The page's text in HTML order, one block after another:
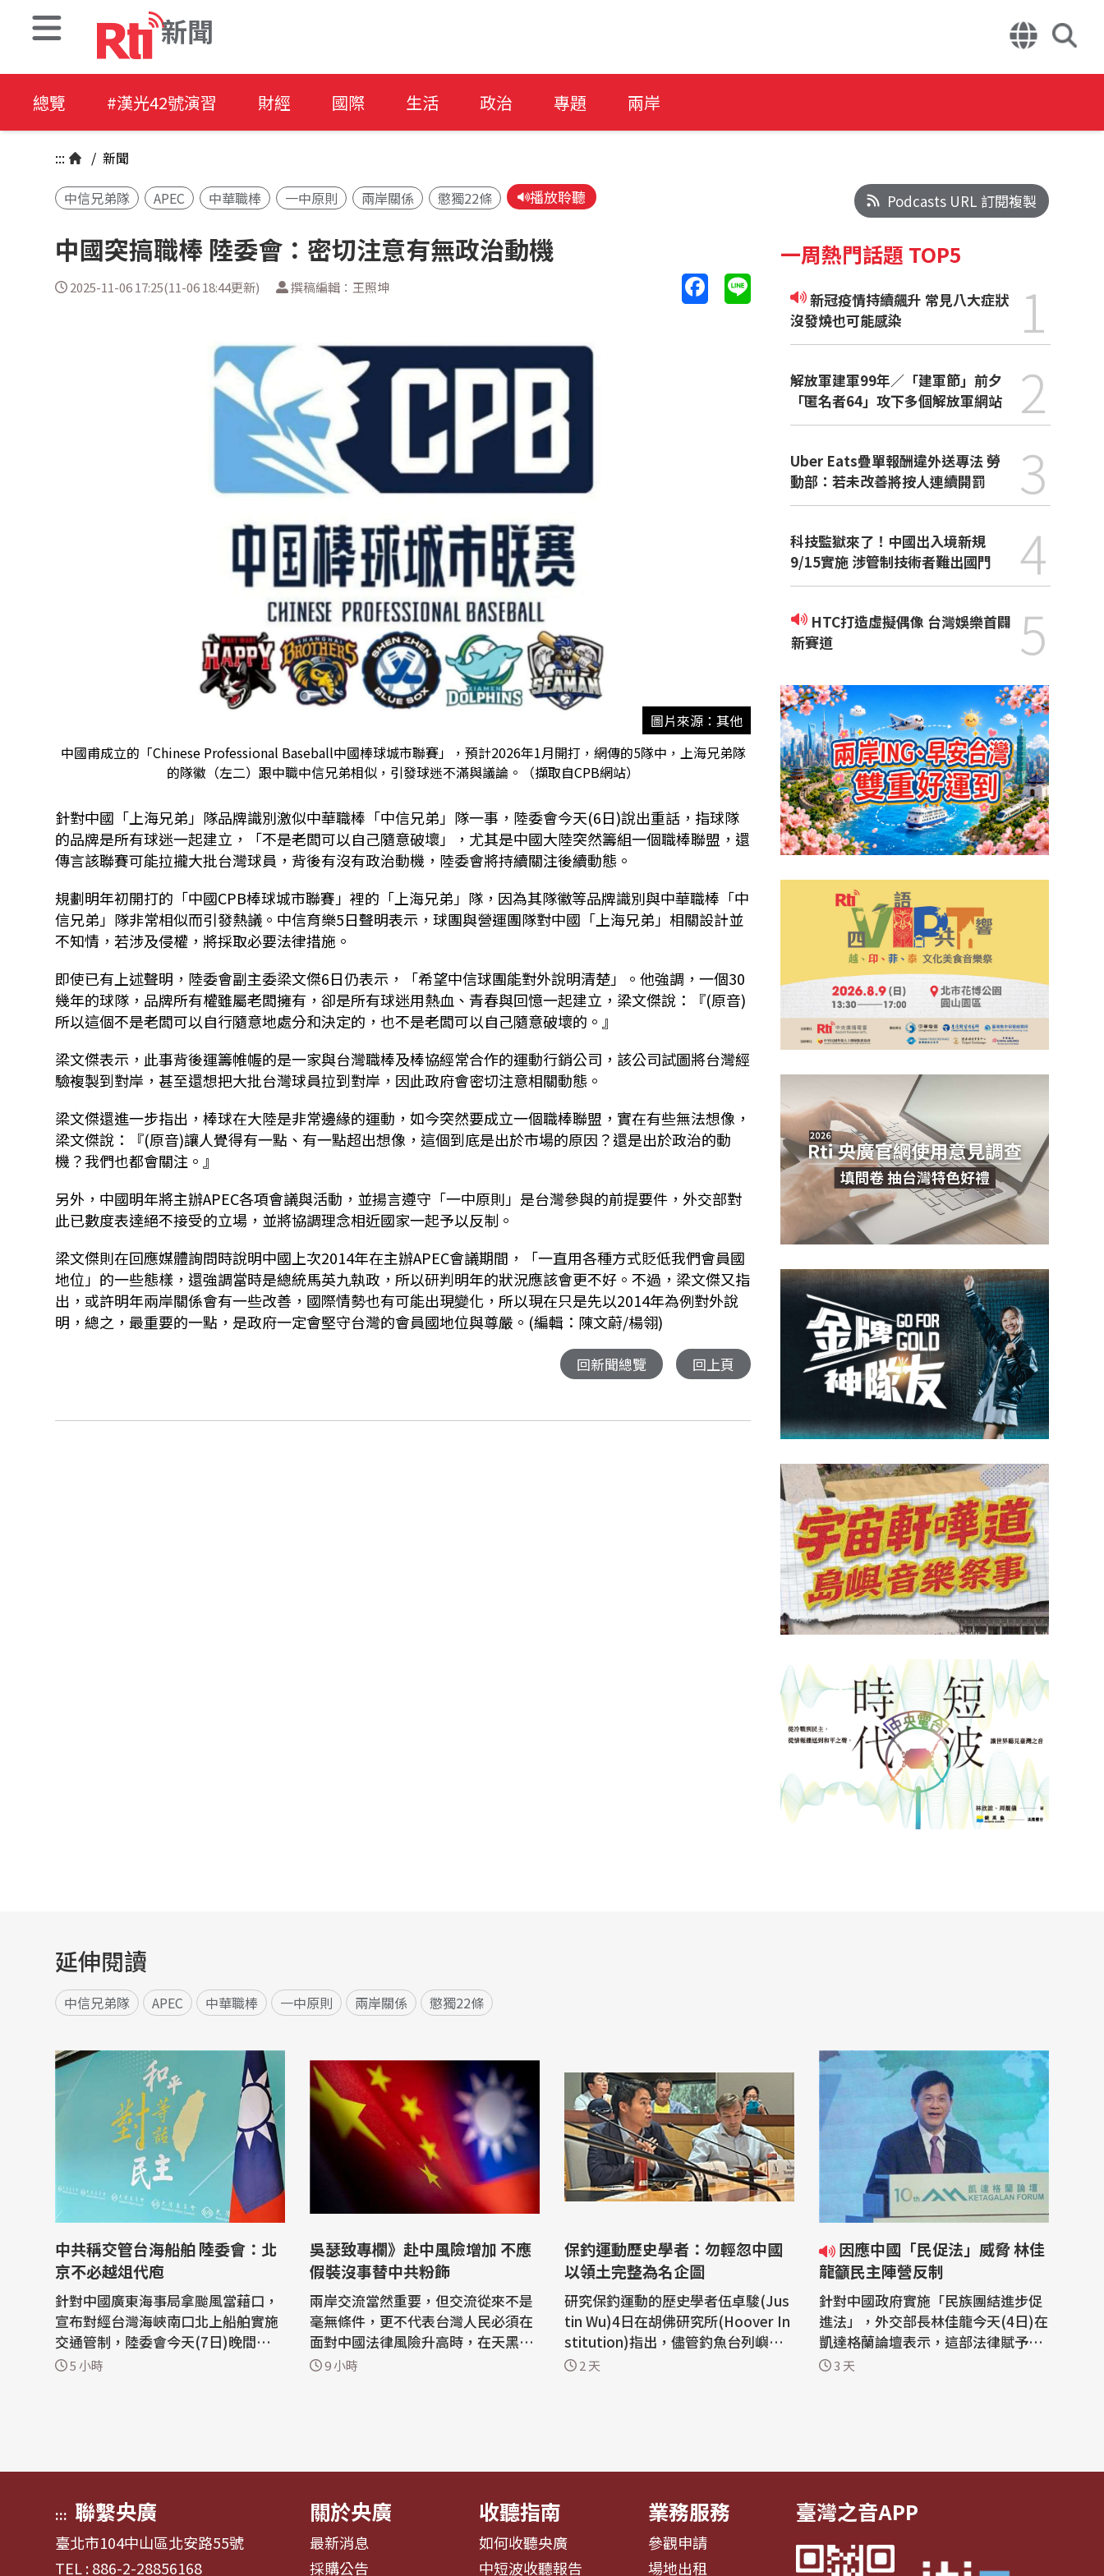
新聞
總覽 #漢光42號演習 財經 國際 生活 政治 專題 兩岸
::: / 新聞
中信兄弟隊 APEC 中華職棒 一中原則 兩岸關係 懲獨22條 播放聆聽
中國突搞職棒 陸委會：密切注意有無政治動機
2025-11-06 17:25(11-06 18:44更新) 撰稿編輯：王照坤
圖片來源：其他
中國甫成立的「Chinese Professional Baseball中國棒球城市聯賽」，預計2026年1月開打，網傳的5隊中，上海兄弟隊
的隊徽（左二）跟中職中信兄弟相似，引發球迷不滿與議論。（擷取自CPB網站）
針對中國「上海兄弟」隊品牌識別激似中華職棒「中信兄弟」隊一事，陸委會今天(6日)說出重話，指球隊
的品牌是所有球迷一起建立，「不是老闆可以自己隨意破壞」，尤其是中國大陸突然籌組一個職棒聯盟，還
傳言該聯賽可能拉攏大批台灣球員，背後有沒有政治動機，陸委會將持續關注後續動態。
規劃明年初開打的「中國CPB棒球城市聯賽」裡的「上海兄弟」隊，因為其隊徽等品牌識別與中華職棒「中
信兄弟」隊非常相似而引發熱議。中信育樂5日聲明表示，球團與營運團隊對中國「上海兄弟」相關設計並
不知情，若涉及侵權，將採取必要法律措施。
即使已有上述聲明，陸委會副主委梁文傑6日仍表示，「希望中信球團能對外說明清楚」。他強調，一個30
幾年的球隊，品牌所有權雖屬老闆擁有，卻是所有球迷用熱血、青春與回憶一起建立，梁文傑說：『(原音)
所以這個不是老闆可以自行隨意地處分和決定的，也不是老闆可以自己隨意破壞的。』
梁文傑表示，此事背後運籌帷幄的是一家與台灣職棒及棒協經常合作的運動行銷公司，該公司試圖將台灣經
驗複製到對岸，甚至還想把大批台灣球員拉到對岸，因此政府會密切注意相關動態。
梁文傑還進一步指出，棒球在大陸是非常邊緣的運動，如今突然要成立一個職棒聯盟，實在有些無法想像，
梁文傑說：『(原音)讓人覺得有一點、有一點超出想像，這個到底是出於市場的原因？還是出於政治的動
機？我們也都會關注。』
另外，中國明年將主辦APEC各項會議與活動，並揚言遵守「一中原則」是台灣參與的前提要件，外交部對
此已數度表達絕不接受的立場，並將協調理念相近國家一起予以反制。
梁文傑則在回應媒體詢問時說明中國上次2014年在主辦APEC會議期間，「一直用各種方式貶低我們會員國
地位」的一些態樣，還強調當時是總統馬英九執政，所以研判明年的狀況應該會更不好。不過，梁文傑又指
出，或許明年兩岸關係會有一些改善，國際情勢也有可能出現變化，所以現在只是先以2014年為例對外說
明，總之，最重要的一點，是政府一定會堅守台灣的會員國地位與尊嚴。(編輯：陳文蔚/楊翎)
回新聞總覽 回上頁
Podcasts URL 訂閱複製
一周熱門話題 TOP5
新冠疫情持續飆升 常見八大症狀
沒發燒也可能感染
1
解放軍建軍99年／「建軍節」前夕
「匿名者64」攻下多個解放軍網站
2
Uber Eats疊單報酬違外送專法 勞
動部：若未改善將按人連續開罰
3
科技監獄來了！中國出入境新規
9/15實施 涉管制技術者難出國門
4
新賽道
5
延伸閱讀
中信兄弟隊 APEC 中華職棒 一中原則 兩岸關係 懲獨22條
中共稱交管台海船舶 陸委會：北
京不必越俎代庖
針對中國廣東海事局拿颱風當藉口，
宣布對經台灣海峽南口北上船舶實施
交通管制，陸委會今天(7日)晚間表
示，中共假借白海豚颱風來襲，聲稱
5 小時
吳瑟致專欄》赴中風險增加 不應
假裝沒事替中共粉飾
兩岸交流當然重要，但交流從來不是
毫無條件，更不代表台灣人民必須在
面對中國法律風險升高時，在天黑時
選擇閉眼。當中國持續擴張「國家安
9 小時
保釣運動歷史學者：勿輕忽中國
以領土完整為名企圖
研究保釣運動的歷史學者伍卓駿(Jus
tin Wu)4日在胡佛研究所(Hoover In
stitution)指出，儘管釣魚台列嶼未
來局勢難以預測，但鑑於先前俄羅斯
2 天
因應中國「民促法」威脅 林佳
龍籲民主陣營反制
針對中國政府實施「民族團結進步促
進法」，外交部長林佳龍今天(4日)在
凱達格蘭論壇表示，這部法律賦予中
國執法機關恣意解釋的空間，其威脅
3 天
::: 聯繫央廣
臺北市104中山區北安路55號
TEL : 886-2-28856168
關於央廣
最新消息
採購公告
收聽指南
如何收聽央廣
中短波收聽報告
業務服務
參觀申請
場地出租
臺灣之音APP